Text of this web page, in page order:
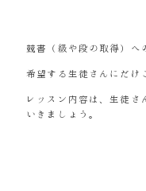
競書（級や段の取得）へ
希望する生徒さんにだけ
レッスン内容は、生徒さ
いきましょう。